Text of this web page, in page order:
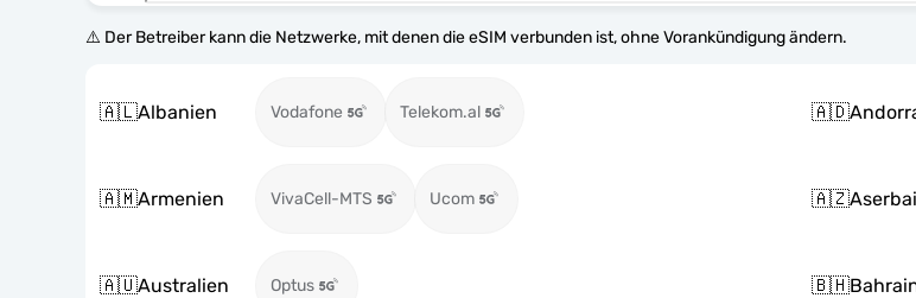
⚠️ Der Betreiber kann die Netzwerke, mit denen die eSIM verbunden ist, ohne Vorankündigung ändern.
🇦🇱Albanien Vodafone Telekom.al 🇦🇩
🇦🇲Armenien VivaCell-MTS Ucom 🇦🇿
🇦🇺Australien Optus 🇧🇭